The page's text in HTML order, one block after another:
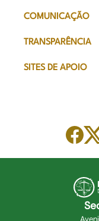
COMUNICAÇÃO
TRANSPARÊNCIA
SITES DE APOIO